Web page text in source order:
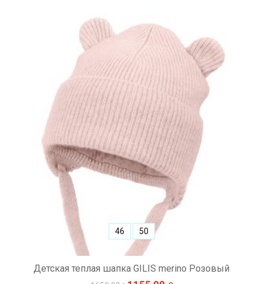
Детская теплая шапка GILIS merino Розовый
46 50